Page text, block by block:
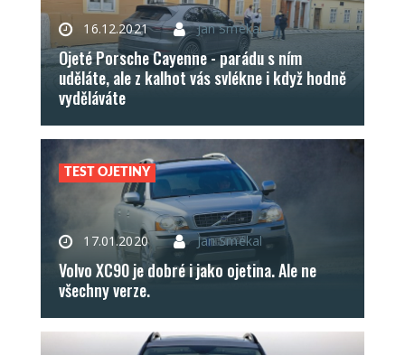
16.12.2021 Jan Smékal
Ojeté Porsche Cayenne - parádu s ním
uděláte, ale z kalhot vás svlékne i když hodně
vyděláváte
TEST OJETINY
17.01.2020 Jan Smékal
Volvo XC90 je dobré i jako ojetina. Ale ne
všechny verze.